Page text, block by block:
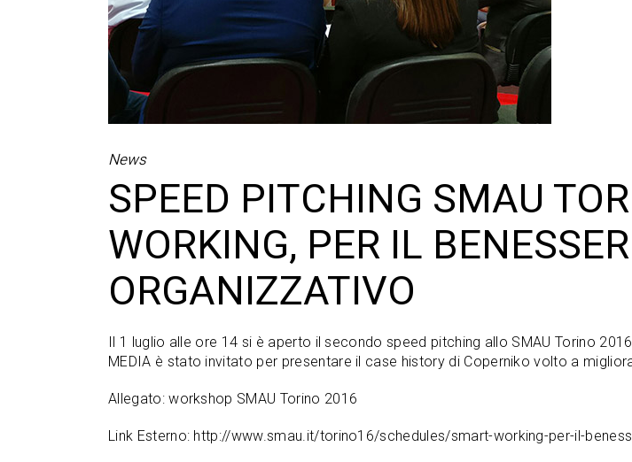
News
SPEED PITCHING SMAU
WORKING, PER IL
ORGANIZZATIVO
Il 1 luglio alle ore 14 si è aperto il secondo speed pitching allo SMAU Torino
MEDIA è stato invitato per presentare il case history di Coperniko volto a
Allegato:workshop SMAU Torino 2016
Link Esterno: http://www.smau.it/torino16/schedules/smart-working-per-il-